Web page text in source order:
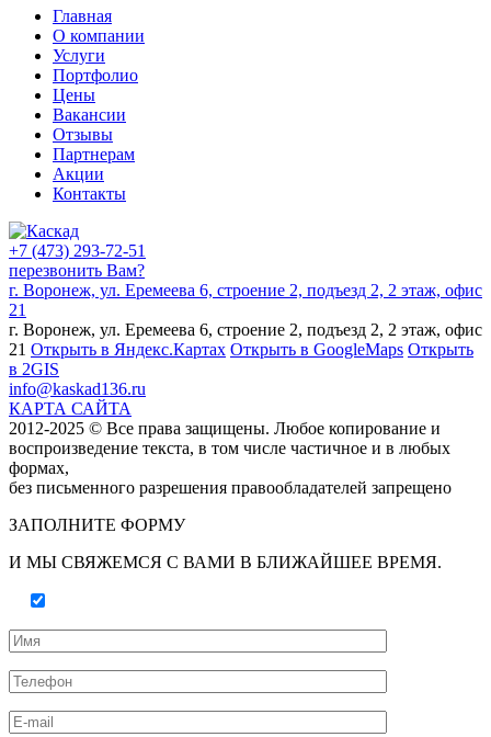
Главная
О компании
Услуги
Портфолио
Цены
Вакансии
Отзывы
Партнерам
Акции
Контакты
+7 (473) 293-72-51
перезвонить Вам?
г. Воронеж, ул. Еремеева 6, строение 2, подъезд 2, 2 этаж, офис
21
г. Воронеж, ул. Еремеева 6, строение 2, подъезд 2, 2 этаж, офис
21 Открыть в Яндекс.Картах Открыть в GoogleMaps Открыть
в 2GIS
info@kaskad136.ru
КАРТА САЙТА
2012-2025 © Все права защищены. Любое копирование и
воспроизведение текста, в том числе частичное и в любых
формах,
без письменного разрешения правообладателей запрещено
ЗАПОЛНИТЕ ФОРМУ
И МЫ СВЯЖЕМСЯ С ВАМИ В БЛИЖАЙШЕЕ ВРЕМЯ.